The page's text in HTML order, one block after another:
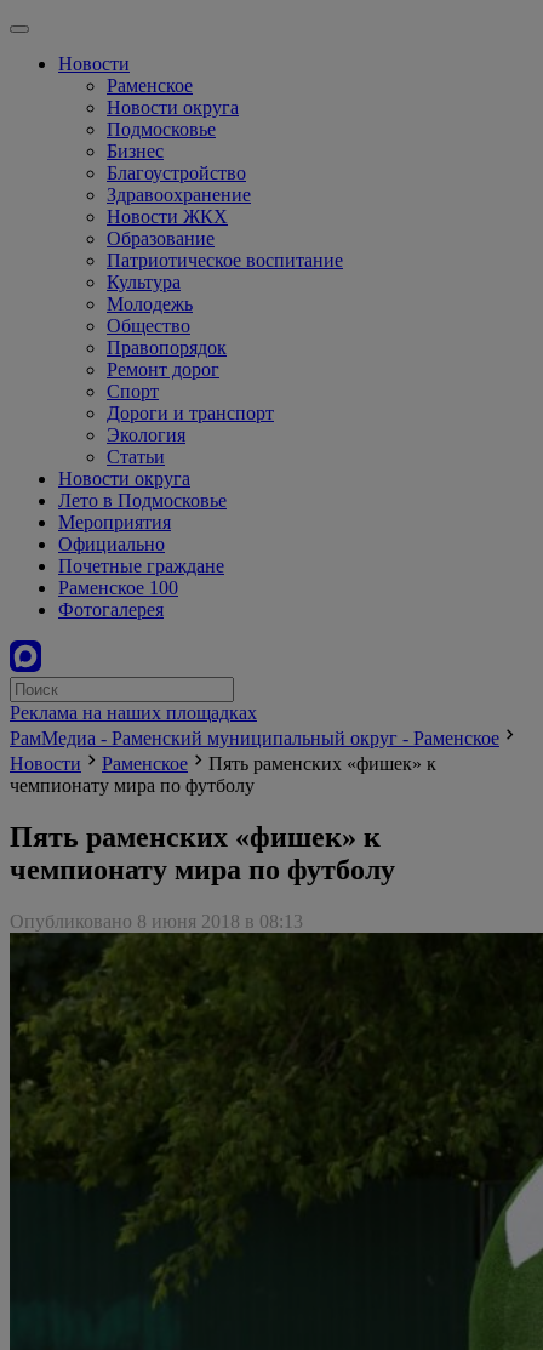
Новости
Раменское
Новости округа
Подмосковье
Бизнес
Благоустройство
Здравоохранение
Новости ЖКХ
Образование
Патриотическое воспитание
Культура
Молодежь
Общество
Правопорядок
Ремонт дорог
Спорт
Дороги и транспорт
Экология
Статьи
Новости округа
Лето в Подмосковье
Мероприятия
Официально
Почетные граждане
Раменское 100
Фотогалерея
Реклама на наших площадках
РамМедиа - Раменский муниципальный округ - Раменское
Новости
Раменское
Пять раменских «фишек» к
чемпионату мира по футболу
Пять раменских «фишек» к
чемпионату мира по футболу
Опубликовано 8 июня 2018 в 08:13